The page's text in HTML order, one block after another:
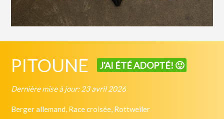
PITOUNE J'AI ÉTÉ ADOPTÉ! 🙂
Dernière mise à jour: 23 avril 2026
Berger allemand, Race croisée, Rottweiler